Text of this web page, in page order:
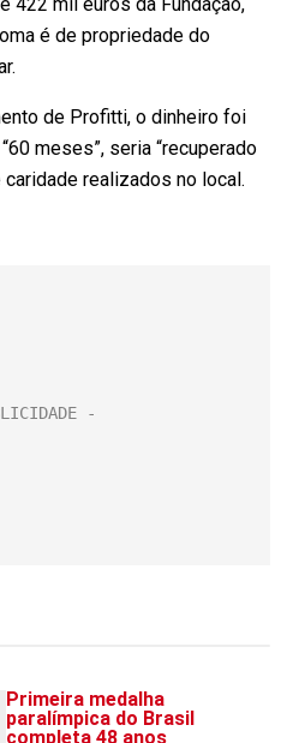
é de propriedade do
de Profitti, o dinheiro foi
meses”, seria “recuperado
realizados no local.